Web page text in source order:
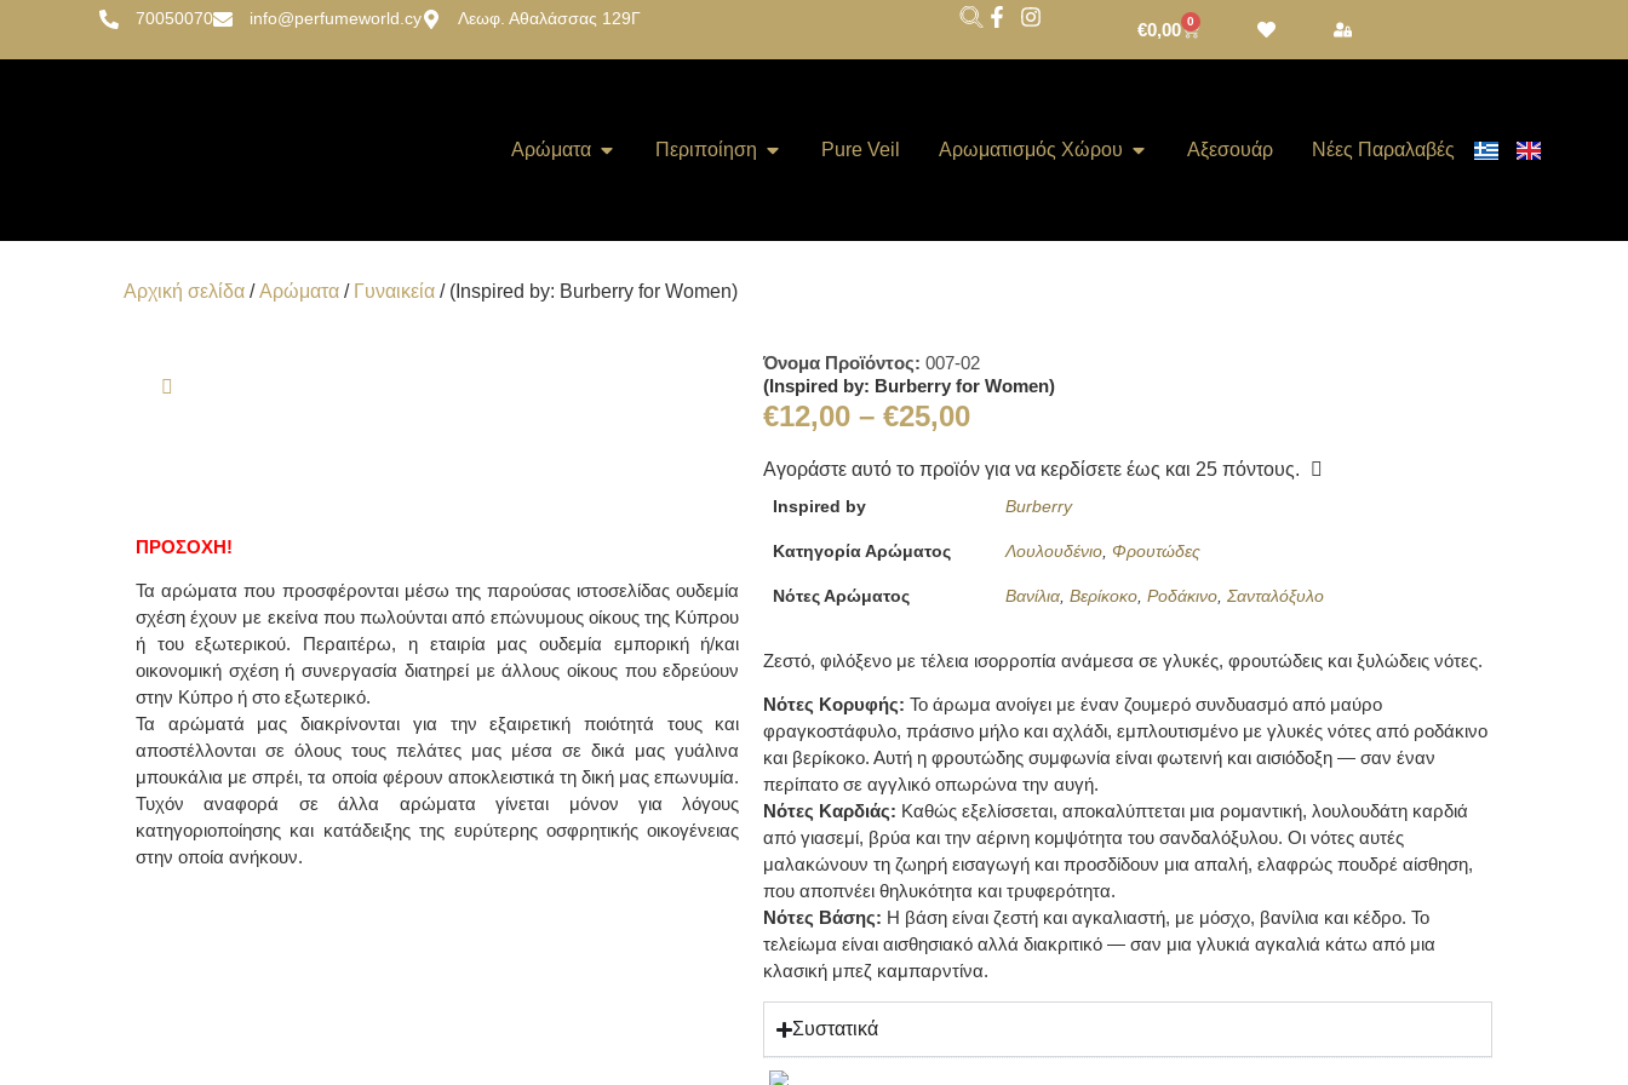
70050070 info@perfumeworld.cy Λεωφ. Αθαλάσσας 129Γ
€0,00 0
Αρώματα Περιποίηση Pure Veil Αρωματισμός Χώρου Αξεσουάρ Νέες Παραλαβές
Αρχική σελίδα /Αρώματα / Γυναικεία / (Inspired by: Burberry for Women)
ΠΡΟΣΟΧΗ!
Τα αρώματα που προσφέρονται μέσω της παρούσας ιστοσελίδας ουδεμία
σχέση έχουν με εκείνα που πωλούνται από επώνυμους οίκους της Κύπρου
ή του εξωτερικού. Περαιτέρω, η εταιρία μας ουδεμία εμπορική ή/και
οικονομική σχέση ή συνεργασία διατηρεί με άλλους οίκους που εδρεύουν
στην Κύπρο ή στο εξωτερικό.
Τα αρώματά μας διακρίνονται για την εξαιρετική ποιότητά τους και
αποστέλλονται σε όλους τους πελάτες μας μέσα σε δικά μας γυάλινα
μπουκάλια με σπρέι, τα οποία φέρουν αποκλειστικά τη δική μας επωνυμία.
Τυχόν αναφορά σε άλλα αρώματα γίνεται μόνον για λόγους
κατηγοριοποίησης και κατάδειξης της ευρύτερης οσφρητικής οικογένειας
στην οποία ανήκουν.
Όνομα Προϊόντος:007-02
(Inspired by: Burberry for Women)
€12,00 – €25,00
Αγοράστε αυτό το προϊόν για να κερδίσετε έως και 25 πόντους.
Inspired by Burberry
Κατηγορία Αρώματος Λουλουδένιο, Φρουτώδες
Νότες Αρώματος Βανίλια,Βερίκοκο,Ροδάκινο,Σανταλόξυλο
Ζεστό, φιλόξενο με τέλεια ισορροπία ανάμεσα σε γλυκές, φρουτώδεις και ξυλώδεις νότες.
Νότες Κορυφής: Το άρωμα ανοίγει με έναν ζουμερό συνδυασμό από μαύρο
φραγκοστάφυλο, πράσινο μήλο και αχλάδι, εμπλουτισμένο με γλυκές νότες από ροδάκινο
και βερίκοκο. Αυτή η φρουτώδης συμφωνία είναι φωτεινή και αισιόδοξη — σαν έναν
περίπατο σε αγγλικό οπωρώνα την αυγή.
Νότες Καρδιάς: Καθώς εξελίσσεται, αποκαλύπτεται μια ρομαντική, λουλουδάτη καρδιά
από γιασεμί, βρύα και την αέρινη κομψότητα του σανδαλόξυλου. Οι νότες αυτές
μαλακώνουν τη ζωηρή εισαγωγή και προσδίδουν μια απαλή, ελαφρώς πουδρέ αίσθηση,
που αποπνέει θηλυκότητα και τρυφερότητα.
Νότες Βάσης: Η βάση είναι ζεστή και αγκαλιαστή, με μόσχο, βανίλια και κέδρο. Το
τελείωμα είναι αισθησιακό αλλά διακριτικό — σαν μια γλυκιά αγκαλιά κάτω από μια
κλασική μπεζ καμπαρντίνα.
Συστατικά